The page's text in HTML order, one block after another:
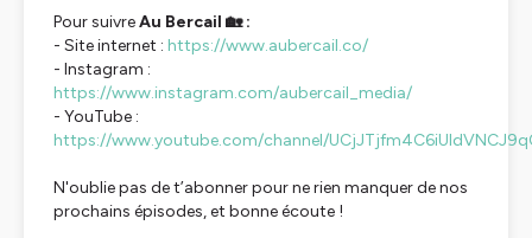
Pour suivreAu Bercail 🏡 :
- Site internet : https://www.aubercail.co/
- Instagram :
https://www.instagram.com/aubercail_media/
- YouTube :
https://www.youtube.com/channel/
N'oublie pas de t’abonner pour ne rien manquer de nos
prochains épisodes, et bonne écoute !